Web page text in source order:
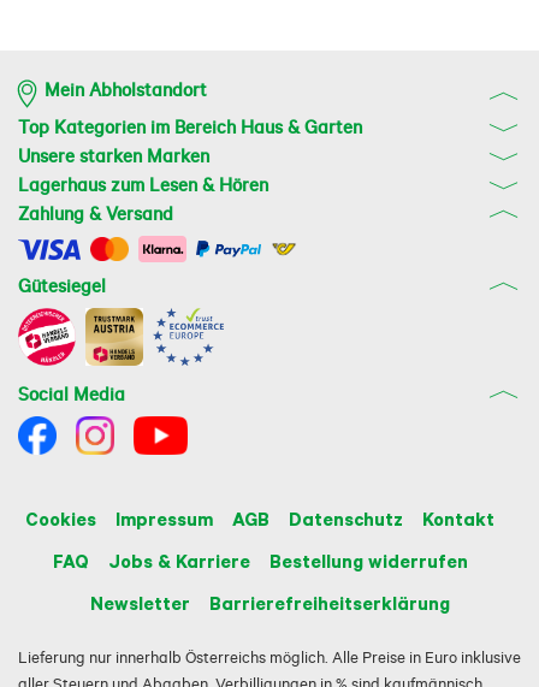
Mein Abholstandort
Top Kategorien im Bereich Haus & Garten
Unsere starken Marken
Lagerhaus zum Lesen & Hören
Zahlung & Versand
Gütesiegel
Social Media
Cookies Impressum AGB Datenschutz
Kontakt
FAQ
Jobs & Karriere
Bestellung widerrufen
Newsletter
Barrierefreiheitserklärung
Lieferung nur innerhalb Österreichs möglich. Alle Preise in Euro inklusive